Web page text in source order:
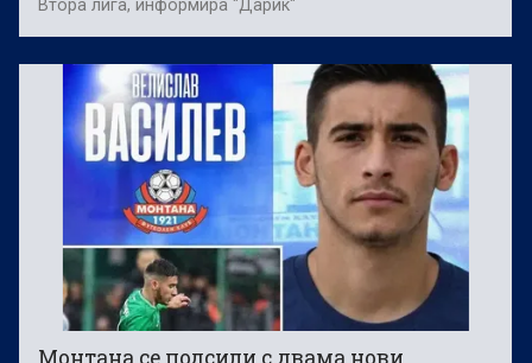
Втора лига, информира "Дарик"
Монтана се подсили с двама нови